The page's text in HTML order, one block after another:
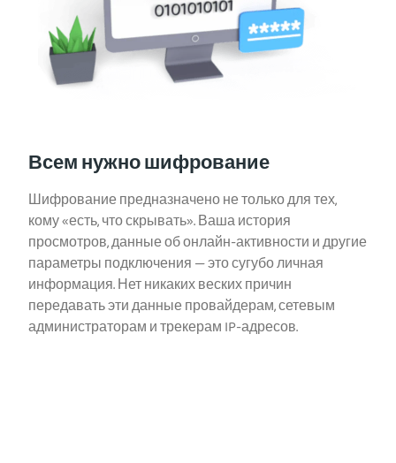
Всем нужно шифрование
Шифрование предназначено не только для тех,
кому «есть, что скрывать». Ваша история
просмотров, данные об онлайн-активности и другие
параметры подключения — это сугубо личная
информация. Нет никаких веских причин
передавать эти данные провайдерам, сетевым
администраторам и трекерам IP-адресов.